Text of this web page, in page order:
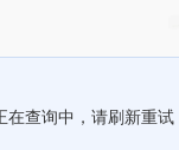
在查询中，请刷新重试